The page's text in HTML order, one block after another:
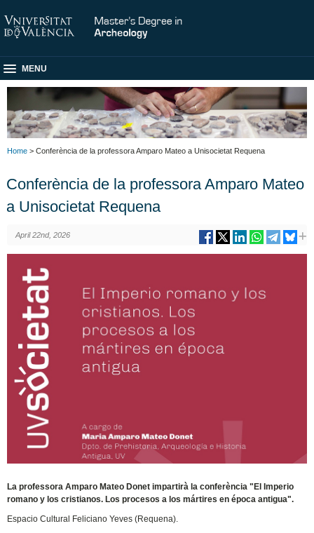
MENU
Home > Conferència de la professora Amparo Mateo a Unisocietat Requena
Conferència de la professora Amparo Mateo
a Unisocietat Requena
April 22nd, 2026
La professora Amparo Mateo Donet impartirà la conferència "El Imperio
romano y los cristianos. Los procesos a los mártires en época antigua".
Espacio Cultural Feliciano Yeves (Requena).